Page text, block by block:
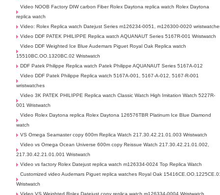
Video NOOB Factory DIW carbon Fiber Rolex Daytona replica watch Rolex Daytona
replica watch
Video: Rolex Replica watch Datejust Series m126234-0051, m126300-0020
Video DDF PATEK PHILIPPE Replica watch AQUANAUT Series 5167R-001 Wristwatch
Video DDF Weighted Ice Blue Audemars Piguet Royal Oak Replica watch
15510BC.OO.1320BC.02 Wristwatch
DDF Patek Philippe Replica watch Patek Philippe AQUANAUT Series 5167A-012
Video DDF Patek Philippe Replica watch 5167A-001, 5167-A-012, 5167-R-001
wristwatches
Video 3K PATEK PHILIPPE Replica watch Classic Watch High Imitation Watch 5227R-
001 Wristwatch
Video Rolex Daytona replica Rolex Daytona 126576TBR Platinum Ice Blue Diamond
watch
VS Omega Seamaster copy 600m Replica Watch 217.30.42.21.01.003 Wristwatch
Video vs Omega Ocean Universe 600m copy Reissue Watch 217.30.42.21.01.002,
217.30.42.21.01.001 Wristwatch
Video vs factory Rolex Datejust replica watch m126334-0024 Top Replica Watch
Customized video Audemars Piguet replica watches Royal Oak
Wristwatch
Video VS Weighted Rolex Datejust copy replica watch m126334-0004 Wristwatch